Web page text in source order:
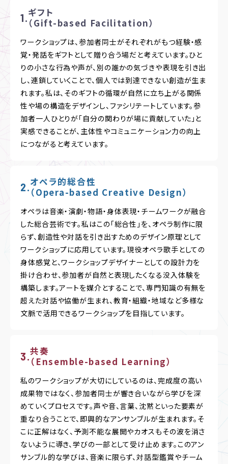
ギフト
（Gift-based Facilitation）
ワークショップは、参加者同士がそれぞれがもつ経験・感
覚・発話をギフトとして贈り合う場だと考えています。ひと
りの小さな行為や声が、別の誰かの気づきや表現を引き出
し、連鎖していくことで、個人では到達できない創造が生ま
れます。私は、そのギフトの循環が自然に立ち上がる関係
性や場の構造をデザインし、ファシリテートしています。参
加者一人ひとりが「自分の関わりが場に貢献していた」と
実感できることが、主体性やコミュニケーション力の向上
につながると考えています。
オペラ的総合性
（Opera-based Creative Design）
オペラは音楽・演劇・物語・身体表現・チームワークが融合
した総合芸術です。私はこの「総合性」を、オペラ制作に限
らず、創造性や対話を引き出すためのデザイン原理として
ワークショップに応用しています。現役オペラ歌手としての
身体感覚と、ワークショップデザイナーとしての設計力を
掛け合わせ、参加者が自然と表現したくなる没入体験を
構築します。アートを媒介とすることで、専門知識の有無を
超えた対話や協働が生まれ、教育・組織・地域など多様な
文脈で活用できるワークショップを目指しています。
共奏
（Ensemble-based Learning）
私のワークショップが大切にしているのは、完成度の高い
成果物ではなく、参加者同士が響き合いながら学びを深
めていくプロセスです。声や音、言葉、沈黙といった要素が
重なり合うことで、即興的なアンサンブルが生まれます。そ
こに正解はなく、予測不能な展開やカオスもその波を消さ
ないように導き、学びの一部として受け止めます。このアン
サンブル的な学びは、音楽に限らず、対話型鑑賞やチーム